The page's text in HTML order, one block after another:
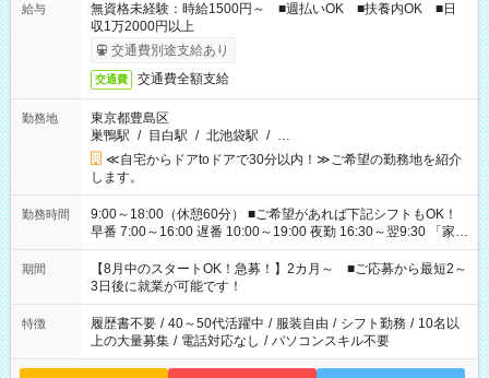
給与
無資格未経験：時給1500円～ ■週払いOK ■扶養内OK ■日
収1万2000円以上
交通費別途支給あり
交通費 交通費全額支給
勤務地
東京都豊島区
巣鴨駅 / 目白駅 / 北池袋駅 / …
≪自宅からドアtoドアで30分以内！≫ご希望の勤務地を紹介
します。
勤務時間
9:00～18:00（休憩60分） ■ご希望があれば下記シフトもOK！
早番 7:00～16:00 遅番 10:00～19:00 夜勤 16:30～翌9:30 「家族
と休みを合わせたい」 「余裕を持って夕飯の準備がしたい」
「できれば残業はしたくない」 など、ご希望を教えてください
ね。 ※Wワーク希望の方へ 今ご覧のお仕事で希望する勤務時間
と、もう1つのお仕事の勤務時間。 合計で週40時間を超える場
合は応募できません。
期間
【8月中のスタートOK！急募！】2カ月～ ■ご応募から最短2～
3日後に就業が可能です！
特徴 履歴書不要 / 40～50代活躍中 / 服装自由 / シフト勤務 / 10名以
上の大量募集 / 電話対応なし / パソコンスキル不要